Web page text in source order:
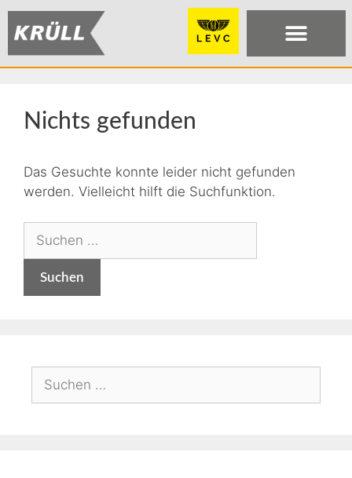
Nichts gefunden
Das Gesuchte konnte leider nicht gefunden
werden. Vielleicht hilft die Suchfunktion.